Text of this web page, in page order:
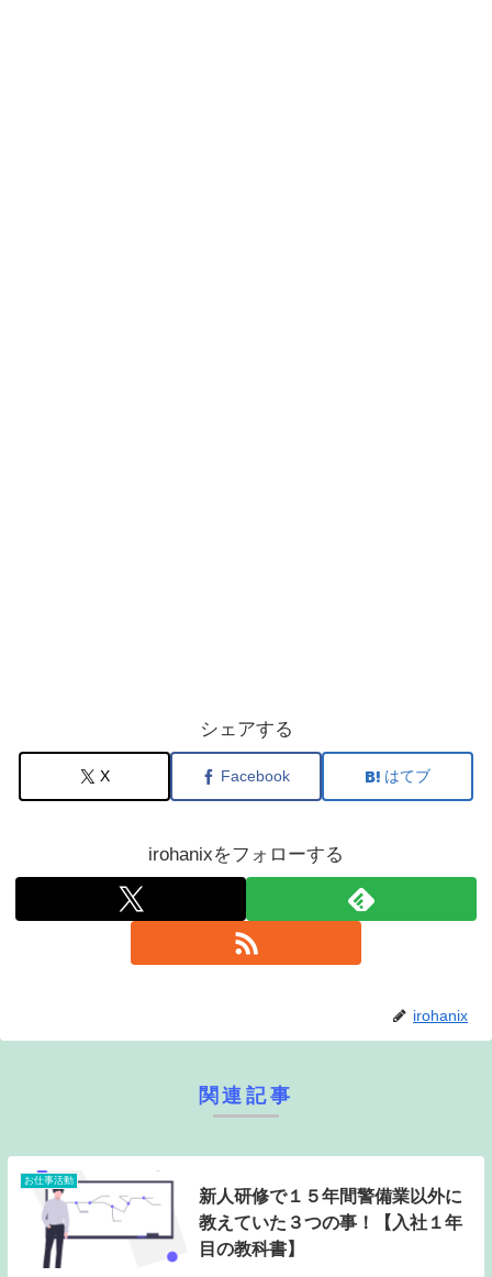
シェアする
X Facebook はてブ
irohanixをフォローする
irohanix
関連記事
お仕事活動
新人研修で１５年間警備業以外に
教えていた３つの事！【入社１年
目の教科書】